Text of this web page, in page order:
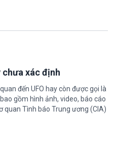
chưa xác định
đến UFO hay còn được gọi là
gồm hình ảnh, video, báo cáo
quan Tình báo Trung ương (CIA)